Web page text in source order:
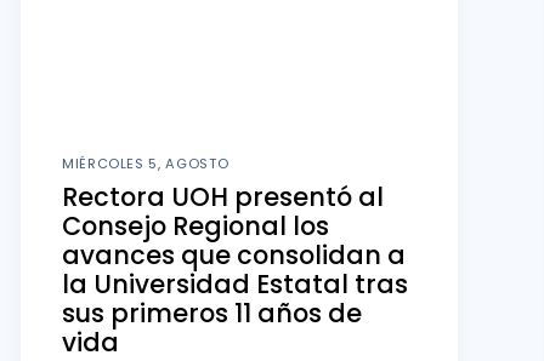
MIÉRCOLES 5, AGOSTO
Rectora UOH presentó al
Consejo Regional los
avances que consolidan a
la Universidad Estatal tras
sus primeros 11 años de
vida